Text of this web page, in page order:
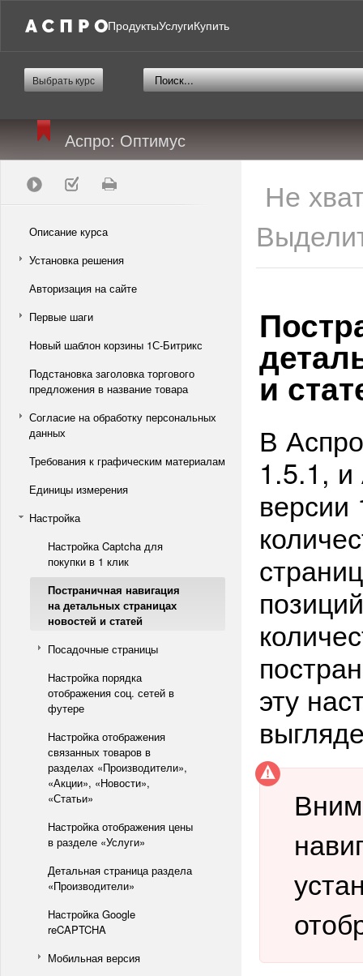
ПродуктыУслугиКупить
Выбрать курс
Аспро: Оптимус
Описание курса
Установка решения
Авторизация на сайте
Первые шаги
Новый шаблон корзины 1С-Битрикс
Подстановка заголовка торгового
предложения в название товара
Согласие на обработку персональных
данных
Требования к графическим материалам
Единицы измерения
Настройка
Настройка Captcha для
покупки в 1 клик
Постраничная навигация
на детальных страницах
новостей и статей
Посадочные страницы
Настройка порядка
отображения соц. сетей в
футере
Настройка отображения
связанных товаров в
разделах «Производители»,
«Акции», «Новости»,
«Статьи»
Настройка отображения цены
в разделе «Услуги»
Детальная страница раздела
«Производители»
Настройка Google
reCAPTCHA
Мобильная версия
Не
и
В
1.5.1,
версии
эту